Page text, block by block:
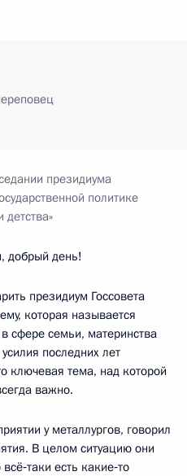
президиума
политике
добрый день!
президиум Госсовета
которая называется
сфере семьи, материнства
последних лет
ключевая тема, над которой
важно.
у металлургов, говорил
В целом ситуацию они
есть какие‑то